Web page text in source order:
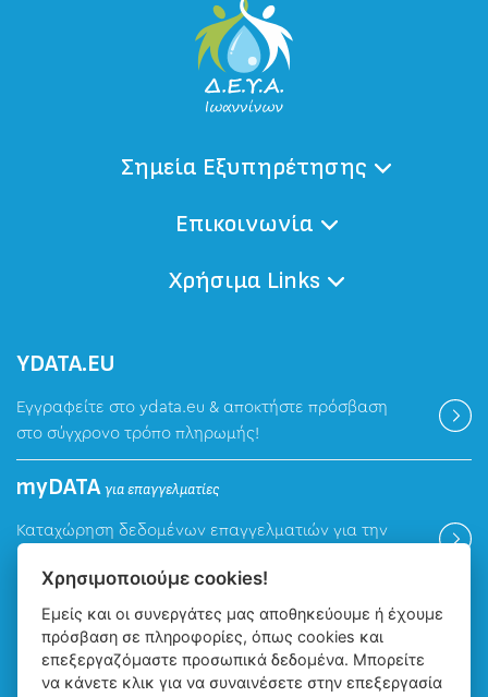
Σημεία Εξυπηρέτησης
Επικοινωνία
Χρήσιμα Links
ΥDATA.EU
Εγγραφείτε στο ydata.eu & αποκτήστε πρόσβαση
στο σύγχρονο τρόπο πληρωμής!
myDATAγια επαγγελματίες
Καταχώρηση δεδομένων επαγγελματιών για την
Βρείτε μας
Χρησιμοποιούμε cookies!
Εμείς και οι συνεργάτες μας αποθηκεύουμε ή έχουμε
πρόσβαση σε πληροφορίες, όπως cookies και
επεξεργαζόμαστε προσωπικά δεδομένα. Μπορείτε
να κάνετε κλικ για να συναινέσετε στην επεξεργασία